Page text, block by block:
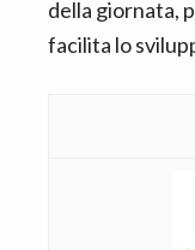
della giornata,
facilita lo